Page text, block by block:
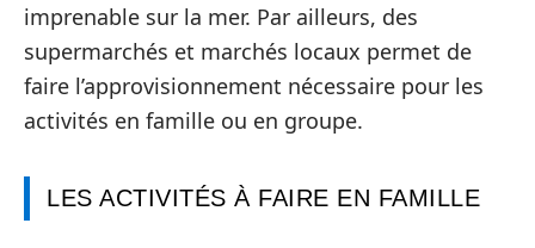
imprenable sur la mer. Par ailleurs, des
supermarchés et marchés locaux permet de
faire l’approvisionnement nécessaire pour les
activités en famille ou en groupe.
LES ACTIVITÉS À FAIRE EN FAMILLE